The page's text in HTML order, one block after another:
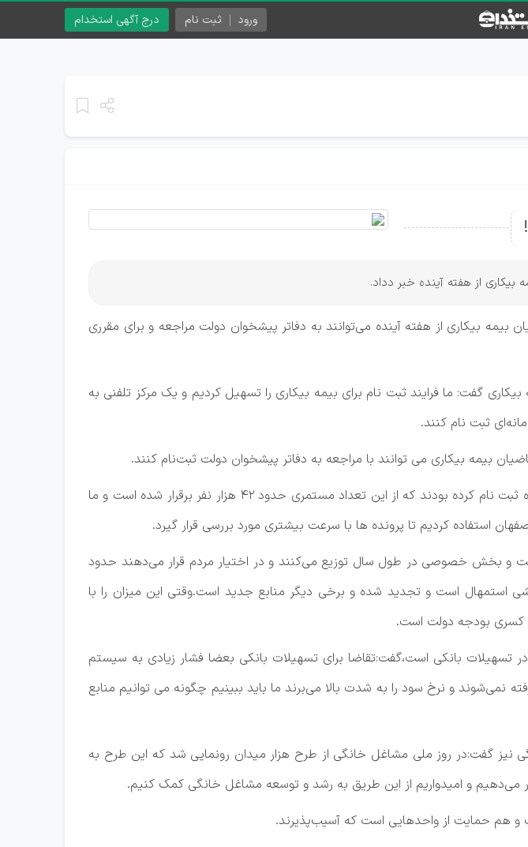
درج آگهی استخدام ورود ثبت نام
بیکاری از هفته آینده خبر دداد.
گفت:متقاضیان بیمه بیکاری از هفته آینده می‌توانند به دفاتر پیشخوان دولت مراجعه و برای مقرری
گفت: ما فرایند ثبت نام برای بیمه بیکاری را تسهیل کردیم و یک مرکز تلفنی به
وزیر کار از ثبت‌نام ۲۲۹ هزار نفر خبر داد و گفت:بیش از ۱۵۰ هزار نفر نیز در اردیبهشت ماه ثبت نام کرده بودند که از این تعداد مستمری حدود ۴۲ هزار نفر برقرار شده است و ما
استفاده کردیم تا پرونده ها با سرعت بیشتری مورد بررسی قرار گیرد.
و بخش خصوصی در طول سال توزیع می‌کنند و در اختیار مردم قرار می‌دهند حدود
جدید بانکی است و بخشی استمهال است و تجدید شده و برخی دیگر منابع جدید است.وقتی این میزان را با
کسری بودجه دولت است.
تسهیلات بانکی است،گفت:تقاضا برای تسهیلات بانکی بعضا فشار زیادی به سیستم
که گرفته شده بازپس گرفته نمی‌شوند و نرخ سود را به شدت بالا می‌برند ما باید ببینیم چگونه می توانیم منابع
نیز گفت:در روز ملی مشاغل خانگی از طرح هزار میدان رونمایی شد که این طرح به
می‌دهیم و امیدواریم از این طریق به رشد و توسعه مشاغل خانگی کمک کنیم.
و هم حمایت از واحدهایی است که آسیب‌پذیرند.